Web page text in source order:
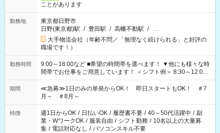
ことがあります
勤務地
東京都日野市
日野(東京都)駅 / 豊田駅 / 高幡不動駅 / …
大手物流会社（年齢不問／「無理なく続けられる」と好評の
職場です！）
勤務時間
9:00～18:00など ■希望の時間帯を選べます！ ▼他にも様々な時
間帯でお仕事をご用意しています！ ＜シフト例＞ 8:30～12:00
17:00～22:00 13:00～22:00 22:00～翌6:00 など
期間
≪急募≫1日のみの単発からOK！ 即日スタートもOK！ ＃7
月～ ＃8月～
特徴 週1日からOK / 日払いOK / 履歴書不要 / 40～50代活躍中 / 副
業・WワークOK / 服装自由 / シフト勤務 / 10名以上の大量募
集 / 電話対応なし / パソコンスキル不要